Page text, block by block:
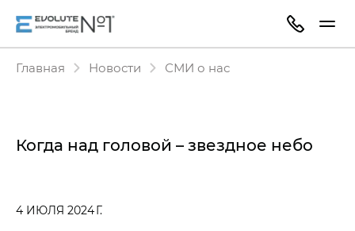
Главная Новости СМИ о нас
Когда над головой – звездное небо
4 ИЮЛЯ 2024 Г.